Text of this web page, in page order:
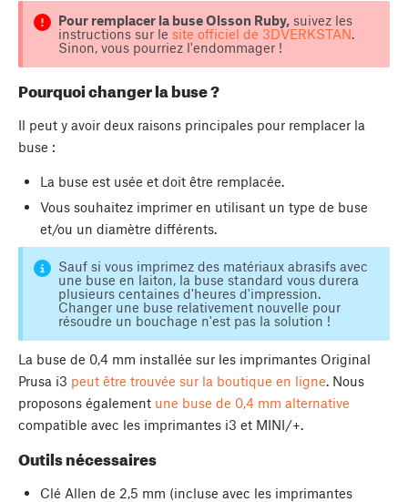
Pour remplacer la buse Olsson Ruby,suivez les
instructions sur le site officiel de 3DVERKSTAN.
Sinon, vous pourriez l'endommager !
Pourquoi changer la buse ?
Il peut y avoir deux raisons principales pour remplacer la
buse :
La buse est usée et doit être remplacée.
Vous souhaitez imprimer en utilisant un type de buse
et/ou un diamètre différents.
Sauf si vous imprimez des matériaux abrasifs avec
une buse en laiton, la buse standard vous durera
plusieurs centaines d'heures d'impression.
Changer une buse relativement nouvelle pour
résoudre un bouchage n'est pas la solution !
La buse de 0,4 mm installée sur les imprimantes Original
Prusa i3 peut être trouvée sur la boutique en ligne. Nous
proposons également une buse de 0,4 mm alternative
compatible avec les imprimantes i3 et MINI/+.
Outils nécessaires
Clé Allen de 2,5 mm (incluse avec les imprimantes